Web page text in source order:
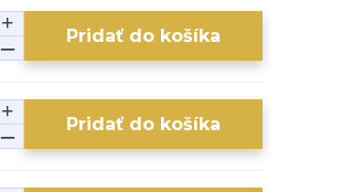
Pridať do košíka
Pridať do košíka